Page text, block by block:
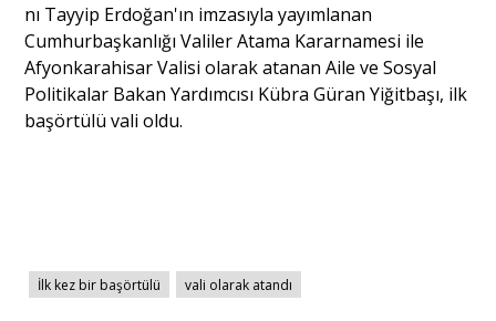
Yazarlar
Ankara Analiz
nı Tayyip Erdoğan'ın imzasıyla yayımlanan
Cumhurbaşkanlığı Valiler Atama Kararnamesi ile
Afyonkarahisar Valisi olarak atanan Aile ve Sosyal
Politikalar Bakan Yardımcısı Kübra Güran Yiğitbaşı, ilk
başörtülü vali oldu.
İlk kez bir başörtülü vali olarak atandı